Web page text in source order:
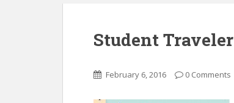
Student Traveler
February 6, 2016 0 Comments